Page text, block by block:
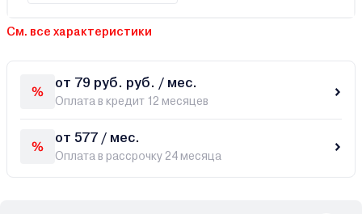
См. все характеристики
от 79 руб. руб. / мес.
Оплата в кредит 12 месяцев
от 577 / мес.
Оплата в рассрочку 24 месяца